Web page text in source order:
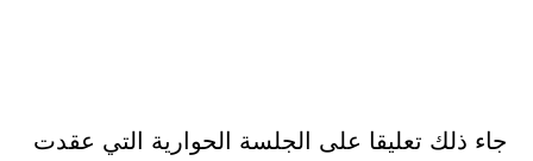
جاء ذلك تعليقا على الجلسة الحوارية التي عقدت